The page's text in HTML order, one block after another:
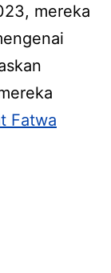
mereka
Fatwa